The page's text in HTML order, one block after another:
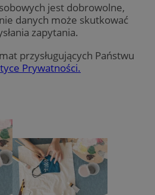
jest dobrowolne,
danych może skutkować
zapytania.
przysługujących Państwu
Prywatności.